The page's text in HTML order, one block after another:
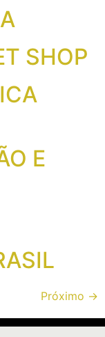
SHOP
E
Próximo →